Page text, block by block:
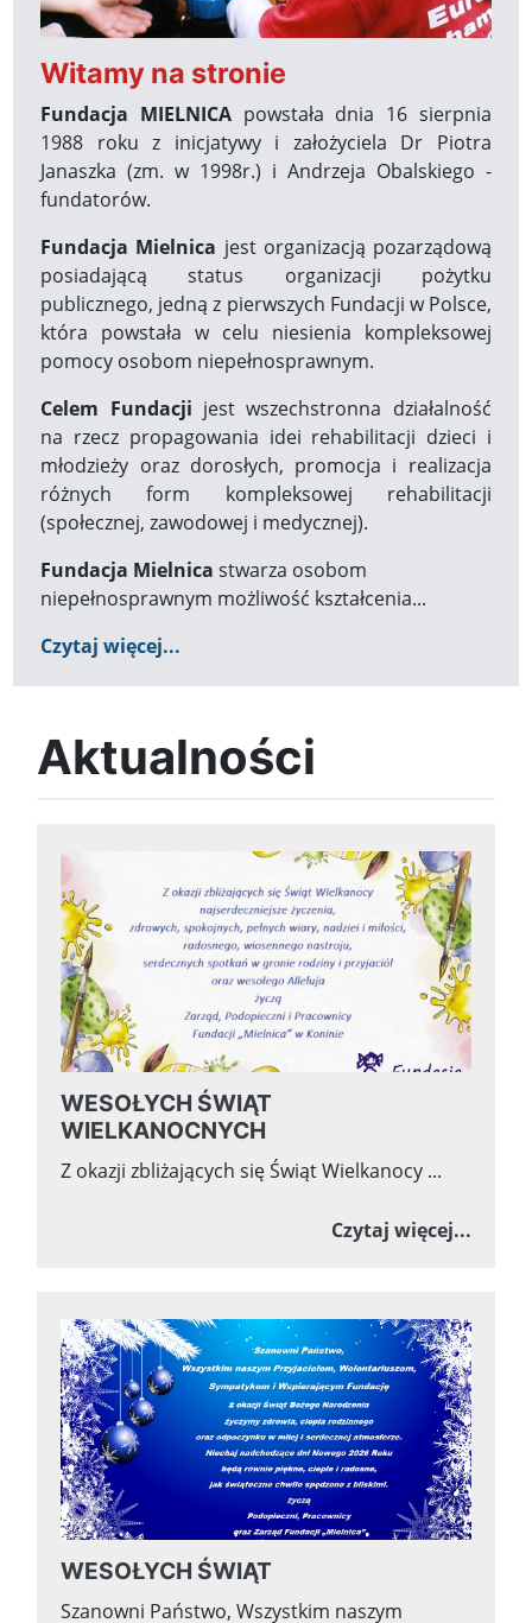
Witamy na stronie
Fundacja MIELNICApowstała dnia 16 sierpnia
1988 roku z inicjatywy i założyciela Dr Piotra
Janaszka (zm. w 1998r.) i Andrzeja Obalskiego -
fundatorów.
Fundacja Mielnica jest organizacją pozarządową
posiadającą status organizacji pożytku
publicznego, jedną z pierwszych Fundacji w Polsce,
która powstała w celu niesienia kompleksowej
pomocy osobom niepełnosprawnym.
Celem Fundacji jest wszechstronna działalność
na rzecz propagowania idei rehabilitacji dzieci i
młodzieży oraz dorosłych, promocja i realizacja
różnych form kompleksowej rehabilitacji
(społecznej, zawodowej i medycznej).
Fundacja Mielnica stwarza osobom
niepełnosprawnym możliwość kształcenia...
Czytaj więcej...
Aktualności
WESOŁYCH ŚWIĄT
WIELKANOCNYCH
Z okazji zbliżających się Świąt Wielkanocy ...
Czytaj więcej...o
WESOŁYCH ŚWIĄT
Szanowni Państwo, Wszystkim naszym